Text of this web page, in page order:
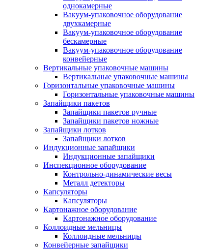
однокамерные
Вакуум-упаковочное оборудование
двухкамерные
Вакуум-упаковочное оборудование
беcкамерные
Вакуум-упаковочное оборудование
конвейерные
Вертикальные упаковочные машины
Вертикальные упаковочные машины
Горизонтальные упаковочные машины
Горизонтальные упаковочные машины
Запайщики пакетов
Запайщики пакетов ручные
Запайщики пакетов ножные
Запайщики лотков
Запайщики лотков
Индукционные запайщики
Индукционные запайщики
Инспекционное оборудование
Контрольно-динамические весы
Металл детекторы
Капсуляторы
Капсуляторы
Картонажное оборудование
Картонажное оборудование
Коллоидные мельницы
Коллоидные мельницы
Конвейерные запайщики